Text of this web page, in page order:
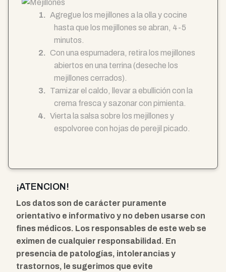
Agregue los mejillones a la olla y cocine
hasta que los mejillones se abran, 4-5
minutos.
Con una espumadera, retira los mejillones
abiertos en una terrina (deseche los
mejillones cerrados).
Tamizar el caldo, llevar a ebullición con la
crema fresca y sazonar con pimienta.
Vierta la salsa sobre los mejillones y
espolvoree con hojas de perejil picado.
¡ATENCION!
Los datos son de carácter puramente
orientativo e informativo y no deben usarse con
fines médicos. Los responsables de este web se
eximen de cualquier responsabilidad. En
presencia de patologías, intolerancias y
trastornos, le sugerimos que evite